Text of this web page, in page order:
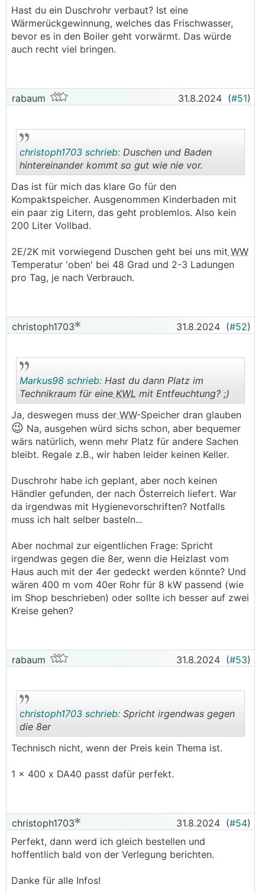
Wasser von unten das warme oben abkühlt. An
das Fazit kann ich mich leider nicht erinnern.
Hast du ein Duschrohr verbaut? Ist eine
Wärmerückgewinnung, welches das Frischwasser,
bevor es in den Boiler geht vorwärmt. Das würde
auch recht viel bringen.
rabaum 31.8.2024 (#51)
..
christoph1703 schrieb: Duschen und Baden
hintereinander kommt so gut wie nie vor.
Das ist für mich das klare Go für den
Kompaktspeicher. Ausgenommen Kinderbaden mit
ein paar zig Litern, das geht problemlos. Also kein
200 Liter Vollbad.
2E/2K mit vorwiegend Duschen geht bei uns mit WW
Temperatur 'oben' bei 48 Grad und 2-3 Ladungen
pro Tag, je nach Verbrauch.
christoph1703 31.8.2024 (#52)
..
Markus98 schrieb: Hast du dann Platz im
Technikraum für eine KWL mit Entfeuchtung? ;)
Ja, deswegen muss der WW-Speicher dran glauben
😉 Na, ausgehen würd sichs schon, aber bequemer
wärs natürlich, wenn mehr Platz für andere Sachen
bleibt. Regale z.B., wir haben leider keinen Keller.
Duschrohr habe ich geplant, aber noch keinen
Händler gefunden, der nach Österreich liefert. War
da irgendwas mit Hygienevorschriften? Notfalls
muss ich halt selber basteln...
Aber nochmal zur eigentlichen Frage: Spricht
irgendwas gegen die 8er, wenn die Heizlast vom
Haus auch mit der 4er gedeckt werden könnte? Und
wären 400 m vom 40er Rohr für 8 kW passend (wie
im Shop beschrieben) oder sollte ich besser auf zwei
Kreise gehen?
rabaum 31.8.2024 (#53)
christoph1703 schrieb: Spricht irgendwas gegen
die 8er
Technisch nicht, wenn der Preis kein Thema ist.
1 x 400 x DA40 passt dafür perfekt.
christoph1703 31.8.2024 (#54)
Perfekt, dann werd ich gleich bestellen und
hoffentlich bald von der Verlegung berichten.
Danke für alle Infos!